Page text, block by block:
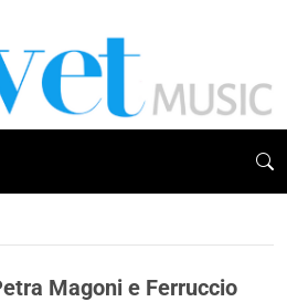
Magoni e Ferruccio